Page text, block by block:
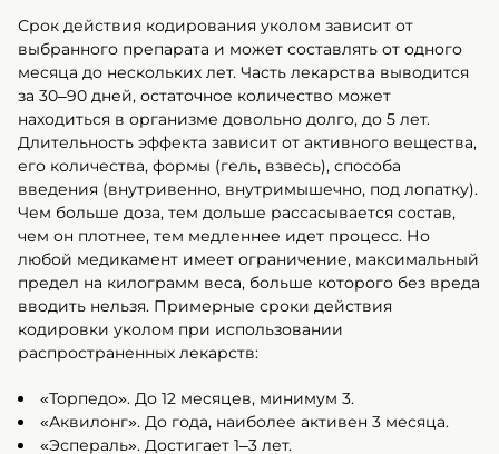
Срок действия кодирования уколом зависит от
выбранного препарата и может составлять от одного
месяца до нескольких лет. Часть лекарства выводится
за 30–90 дней, остаточное количество может
находиться в организме довольно долго, до 5 лет.
Длительность эффекта зависит от активного вещества,
его количества, формы (гель, взвесь), способа
введения (внутривенно, внутримышечно, под лопатку).
Чем больше доза, тем дольше рассасывается состав,
чем он плотнее, тем медленнее идет процесс. Но
любой медикамент имеет ограничение, максимальный
предел на килограмм веса, больше которого без вреда
вводить нельзя. Примерные сроки действия
кодировки уколом при использовании
распространенных лекарств:
«Торпедо». До 12 месяцев, минимум 3.
«Аквилонг». До года, наиболее активен 3 месяца.
«Эспераль». Достигает 1–3 лет.